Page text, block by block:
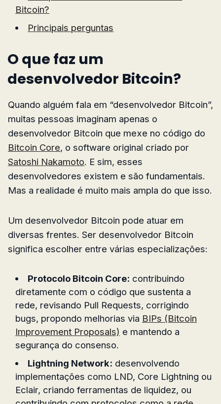
Bitcoin?
Principais perguntas
O que faz um
desenvolvedor Bitcoin?
Quando alguém fala em “desenvolvedor Bitcoin”,
muitas pessoas imaginam apenas o
desenvolvedor Bitcoin que mexe no código do
Bitcoin Core, o software original criado por
Satoshi Nakamoto. E sim, esses
desenvolvedores existem e são fundamentais.
Mas a realidade é muito mais ampla do que isso.
Um desenvolvedor Bitcoin pode atuar em
diversas frentes. Ser desenvolvedor Bitcoin
significa escolher entre várias especializações:
Protocolo Bitcoin Core: contribuindo
diretamente com o código que sustenta a
rede, revisando Pull Requests, corrigindo
bugs, propondo melhorias via BIPs (Bitcoin
Improvement Proposals) e mantendo a
segurança do consenso.
Lightning Network: desenvolvendo
implementações como LND, Core Lightning ou
Eclair, criando ferramentas de liquidez, ou